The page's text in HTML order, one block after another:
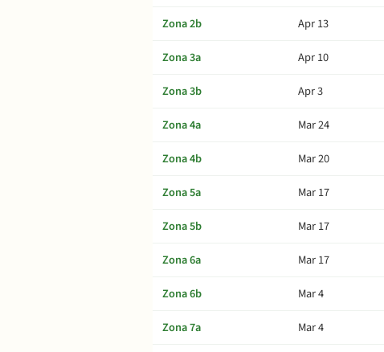
Zona 2b
Apr 13
Zona 3a
Apr 10
Zona 3b
Apr 3
Zona 4a
Mar 24
Zona 4b
Mar 20
Zona 5a
Mar 17
Zona 5b
Mar 17
Zona 6a
Mar 17
Zona 6b
Mar 4
Zona 7a
Mar 4